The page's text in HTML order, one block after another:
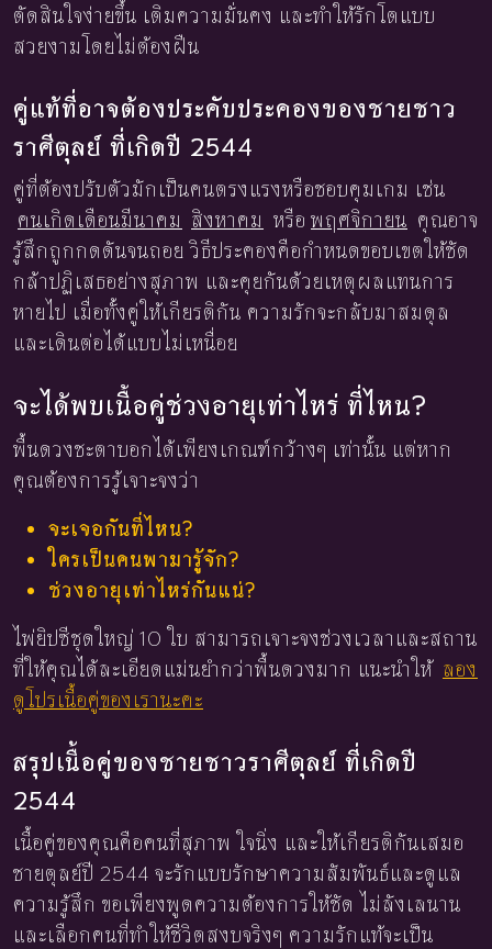
ตัดสินใจง่ายขึ้น เติมความมั่นคง และทำให้รักโตแบบ
สวยงามโดยไม่ต้องฝืน
คู่แท้ที่อาจต้องประคับประคองของชายชาว
ราศีตุลย์ ที่เกิดปี 2544
คู่ที่ต้องปรับตัวมักเป็นคนตรงแรงหรือชอบคุมเกม เช่น
คนเกิดเดือนมีนาคม สิงหาคม หรือ พฤศจิกายน คุณอาจ
รู้สึกถูกกดดันจนถอย วิธีประคองคือกำหนดขอบเขตให้ชัด
กล้าปฏิเสธอย่างสุภาพ และคุยกันด้วยเหตุผลแทนการ
หายไป เมื่อทั้งคู่ให้เกียรติกัน ความรักจะกลับมาสมดุล
และเดินต่อได้แบบไม่เหนื่อย
จะได้พบเนื้อคู่ช่วงอายุเท่าไหร่ ที่ไหน?
พื้นดวงชะตาบอกได้เพียงเกณฑ์กว้างๆ เท่านั้น แต่หาก
คุณต้องการรู้เจาะจงว่า
จะเจอกันที่ไหน?
ใครเป็นคนพามารู้จัก?
ช่วงอายุเท่าไหร่กันแน่?
ไพ่ยิปซีชุดใหญ่ 10 ใบ สามารถเจาะจงช่วงเวลาและสถาน
ที่ให้คุณได้ละเอียดแม่นยำกว่าพื้นดวงมาก แนะนำให้ ลอง
ดูโปรเนื้อคู่ของเรานะคะ
สรุปเนื้อคู่ของชายชาวราศีตุลย์ ที่เกิดปี
2544
เนื้อคู่ของคุณคือคนที่สุภาพ ใจนิ่ง และให้เกียรติกันเสมอ
ชายตุลย์ปี 2544 จะรักแบบรักษาความสัมพันธ์และดูแล
ความรู้สึก ขอเพียงพูดความต้องการให้ชัด ไม่ลังเลนาน
และเลือกคนที่ทำให้ชีวิตสงบจริงๆ ความรักแท้จะเป็น